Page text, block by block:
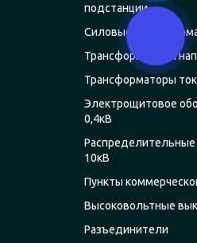
подстанции
Силовые
Трансформаторы
Трансформаторы
Электрощитовое
0,4кВ
Распределительные
10кВ
Пункты
Высоковольтные
Разъединители